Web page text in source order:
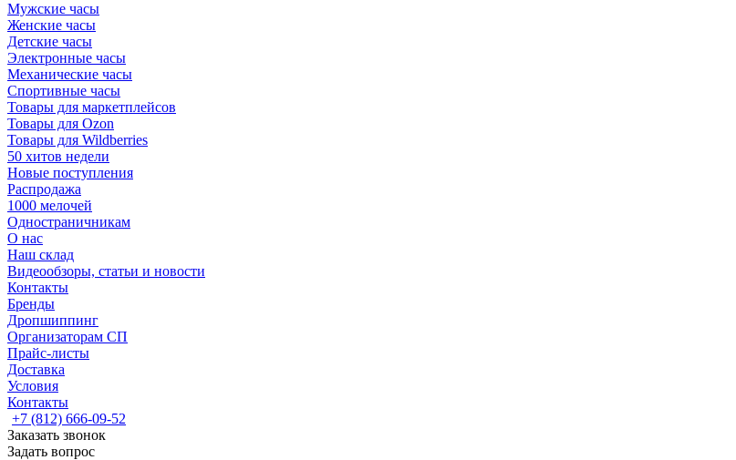
Мужские часы
Женские часы
Детские часы
Электронные часы
Механические часы
Спортивные часы
Товары для маркетплейсов
Товары для Ozon
Товары для Wildberries
50 хитов недели
Новые поступления
Распродажа
1000 мелочей
Одностраничникам
О нас
Наш склад
Видеообзоры, статьи и новости
Контакты
Бренды
Дропшиппинг
Организаторам СП
Прайс-листы
Доставка
Условия
Контакты
+7 (812) 666-09-52
Заказать звонок
Задать вопрос